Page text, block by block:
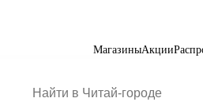
МагазиныАкции